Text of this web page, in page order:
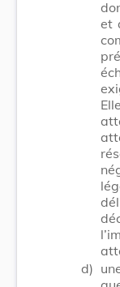
et
d)